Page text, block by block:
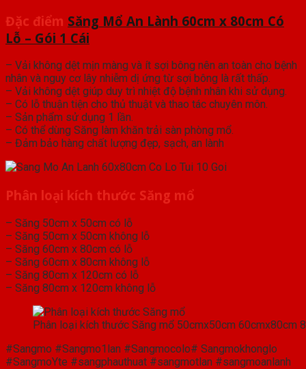
Đặc điểm Săng Mổ An Lành 60cm x 80cm Có
Lỗ – Gói 1 Cái
– Vải không dệt mịn màng và ít sợi bông nên an toàn cho bệnh
nhân và nguy cơ lây nhiễm dị ứng từ sợi bông là rất thấp.
– Vải không dệt giúp duy trì nhiệt độ bệnh nhân khi sử dụng.
– Có lỗ thuận tiện cho thủ thuật và thao tác chuyên môn.
– Sản phẩm sử dụng 1 lần.
– Có thể dùng Săng làm khăn trải sàn phòng mổ.
– Đảm bảo hàng chất lượng đẹp, sạch, an lành
Phân loại kích thước Săng mổ
– Săng 50cm x 50cm có lỗ
– Săng 50cm x 50cm không lỗ
– Săng 60cm x 80cm có lỗ
– Săng 60cm x 80cm không lỗ
– Săng 80cm x 120cm có lỗ
– Săng 80cm x 120cm không lỗ
Phân loại kích thước Săng mổ 50cmx50cm 60cmx80cm
#Sangmo #Sangmo1lan #Sangmocolo# Sangmokhonglo
#SangmoYte #sangphauthuat #sangmotlan #sangmoanlanh